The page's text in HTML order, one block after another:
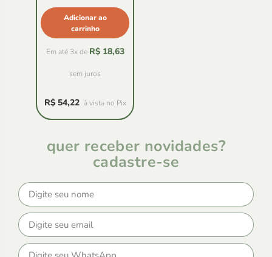
Adicionar ao
carrinho
Em até 3x de R$18,63
sem juros
R$54,22 à vista no Pix
quer receber novidades?
cadastre-se